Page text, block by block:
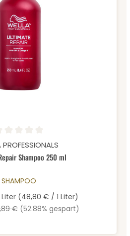
von 0 von 5 Sternen
PROFESSIONALS
Shampoo 250 ml
SHAMPOO
(48,80 € / 1 Liter)
Preis:
€ (52.88% gespart)